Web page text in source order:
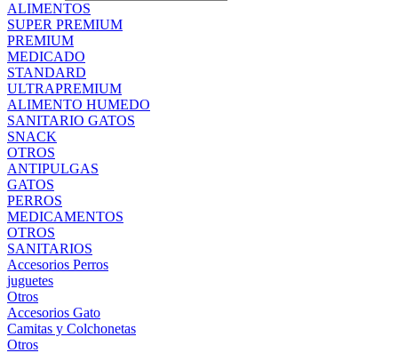
ALIMENTOS
SUPER PREMIUM
PREMIUM
MEDICADO
STANDARD
ULTRAPREMIUM
ALIMENTO HUMEDO
SANITARIO GATOS
SNACK
OTROS
ANTIPULGAS
GATOS
PERROS
MEDICAMENTOS
OTROS
SANITARIOS
Accesorios Perros
juguetes
Otros
Accesorios Gato
Camitas y Colchonetas
Otros